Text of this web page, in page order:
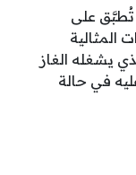
تُطبَّق على
المثالية
يشغله الغاز
في حالة